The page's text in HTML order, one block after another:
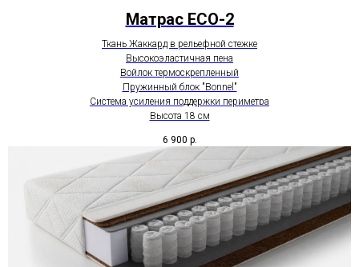
Матрас ECO-2
Ткань Жаккард в рельефной стежке
Высокоэластичная пена
Войлок термоскрепленный
Пружинный блок "Bonnel"
Система усиления поддержки периметра
Высота 18 см
6 900 р.